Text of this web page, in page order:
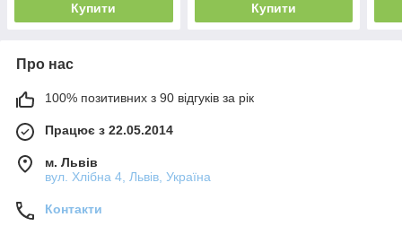
Купити Купити
Про нас
100% позитивних з 90 відгуків за рік
Працює з 22.05.2014
м. Львів
вул. Хлібна 4, Львів, Україна
Контакти